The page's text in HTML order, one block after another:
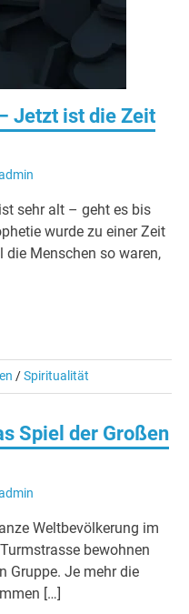
Jetzt ist die Zeit
sehr alt – geht es bis
wurde zu einer Zeit
die Menschen so waren,
/Spiritualität
Spiel der Großen
Weltbevölkerung im
bewohnen
Gruppe. Je mehr die
[…]